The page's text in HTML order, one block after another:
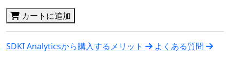
カートに追加
SDKI Analyticsから購入するメリット よくある質問